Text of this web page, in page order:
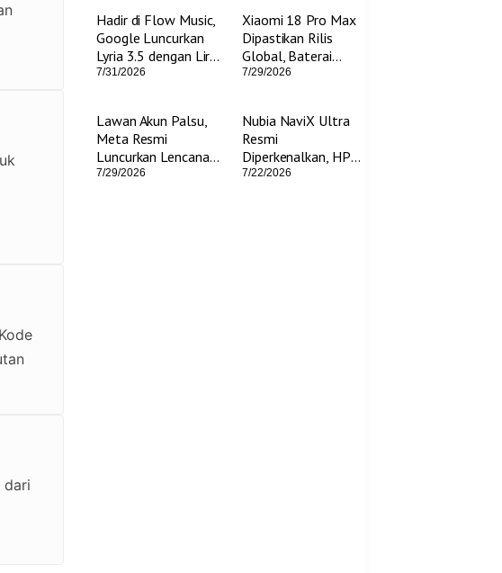
dari
Hadir di Flow Music,
Google Luncurkan
Lyria 3.5 dengan Lirik
dan Kontrol Kreatif
7/31/2026
Xiaomi 18 Pro Max
Dipastikan Rilis
Global, Baterai
8.000 mAh &
7/29/2026
Lawan Akun Palsu,
Meta Resmi
Luncurkan Lencana
Centang Hitam
7/29/2026
Nubia NaviX Ultra
Resmi
Diperkenalkan, HP
Agentic AI Pertama
7/22/2026